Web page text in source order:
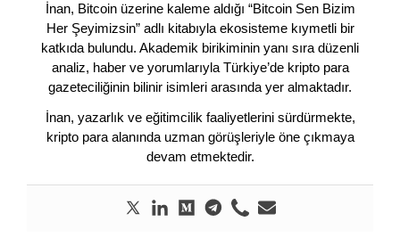
İnan, Bitcoin üzerine kaleme aldığı “Bitcoin Sen Bizim
Her Şeyimizsin” adlı kitabıyla ekosisteme kıymetli bir
katkıda bulundu. Akademik birikiminin yanı sıra düzenli
analiz, haber ve yorumlarıyla Türkiye’de kripto para
gazeteciliğinin bilinir isimleri arasında yer almaktadır.
İnan, yazarlık ve eğitimcilik faaliyetlerini sürdürmekte,
kripto para alanında uzman görüşleriyle öne çıkmaya
devam etmektedir.